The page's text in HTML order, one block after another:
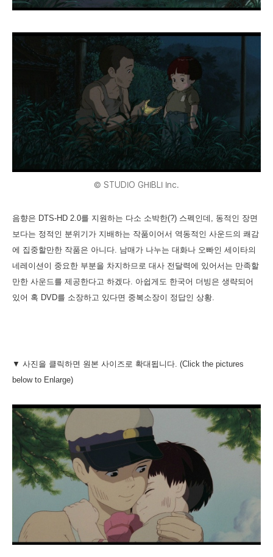
© STUDIO GHIBLI Inc.
음향은 DTS-HD 2.0를 지원하는 다소 소박한(?) 스펙인데, 동적인 장면
보다는 정적인 분위기가 지배하는 작품이어서 역동적인 사운드의 쾌감
에 집중할만한 작품은 아니다. 남매가 나누는 대화나 오빠인 세이타의
네레이션이 중요한 부분을 차지하므로 대사 전달력에 있어서는 만족할
만한 사운드를 제공한다고 하겠다. 아쉽게도 한국어 더빙은 생략되어
있어 혹 DVD를 소장하고 있다면 중복소장이 정답인 상황.
▼ 사진을 클릭하면 원본 사이즈로 확대됩니다. (Click the pictures
below to Enlarge)